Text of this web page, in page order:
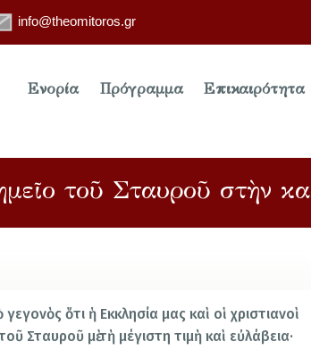
info@theomitoros.gr
Ενορία Πρόγραμμα Επικαιρότητα
τοῦ Σταυροῦ στὴν
γεγονὸς ὅτι ἡ Εκκλησία μας καὶ οἱ χριστιανοὶ
Σταυροῦ μὲ τὴ μέγιστη τιμὴ καὶ εὐλάβεια·